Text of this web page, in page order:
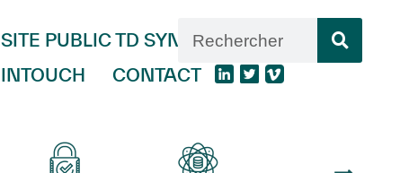
SITE PUBLIC TD SYNNEX
INTOUCH
CONTACT